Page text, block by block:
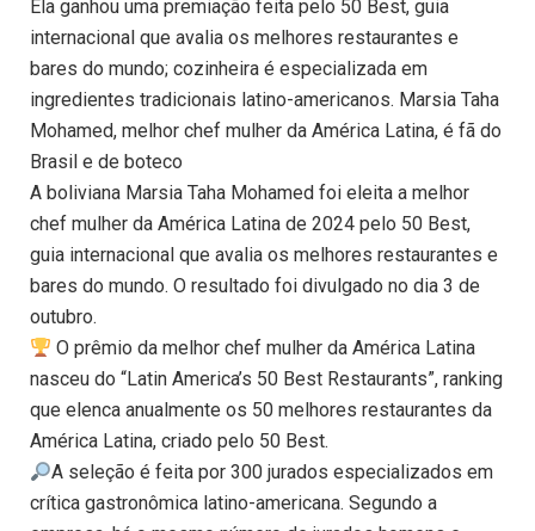
Ela ganhou uma premiação feita pelo 50 Best, guia
internacional que avalia os melhores restaurantes e
bares do mundo; cozinheira é especializada em
ingredientes tradicionais latino-americanos. Marsia Taha
Mohamed, melhor chef mulher da América Latina, é fã do
Brasil e de boteco
A boliviana Marsia Taha Mohamed foi eleita a melhor
chef mulher da América Latina de 2024 pelo 50 Best,
guia internacional que avalia os melhores restaurantes e
bares do mundo. O resultado foi divulgado no dia 3 de
outubro.
​ O prêmio da melhor chef mulher da América Latina
nasceu do “Latin America’s 50 Best Restaurants”, ranking
que elenca anualmente os 50 melhores restaurantes da
América Latina, criado pelo 50 Best.
​A seleção é feita por 300 jurados especializados em
crítica gastronômica latino-americana. Segundo a